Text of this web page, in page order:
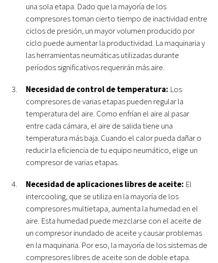
una sola etapa. Dado que la mayoría de los
compresores toman cierto tiempo de inactividad entre
ciclos de presión, un mayor volumen producido por
ciclo puede aumentar la productividad. La maquinaria y
las herramientas neumáticas utilizadas durante
períodos significativos requerirán más aire.
Necesidad de control de temperatura: Los
compresores de varias etapas pueden regular la
temperatura del aire. Como enfrían el aire al pasar
entre cada cámara, el aire de salida tiene una
temperatura más baja. Cuando el calor pueda dañar o
reducir la eficiencia de tu equipo neumático, elige un
compresor de varias etapas.
Necesidad de aplicaciones libres de aceite: El
intercooling, que se utiliza en la mayoría de los
compresores multietapa, aumenta la humedad en el
aire. Esta humedad puede mezclarse con el aceite de
un compresor inundado de aceite y causar problemas
en la maquinaria. Por eso, la mayoría de los sistemas de
compresores libres de aceite son de doble etapa.